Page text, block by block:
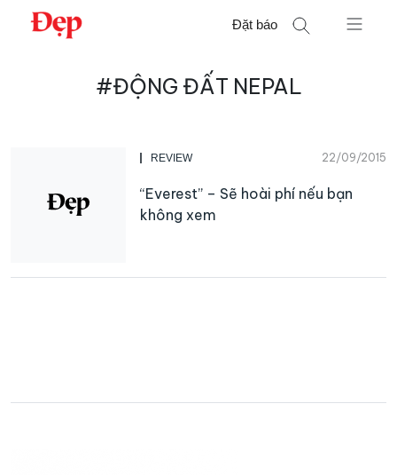
Chuyển
Đặt báo
#ĐỘNG ĐẤT NEPAL
REVIEW 22/09/2015
“Everest” – Sẽ hoài phí nếu bạn
không xem